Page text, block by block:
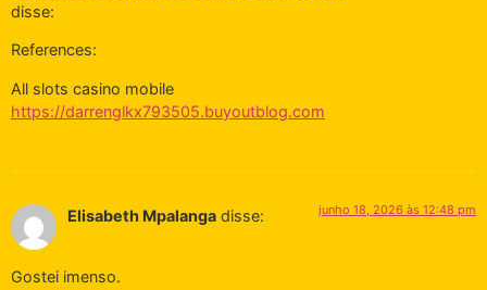
disse:
References:
All slots casino mobile
https://darrenglkx793505.buyoutblog.com
Elisabeth Mpalanga disse: junho 18, 2026 às 12:48 pm
Gostei imenso.